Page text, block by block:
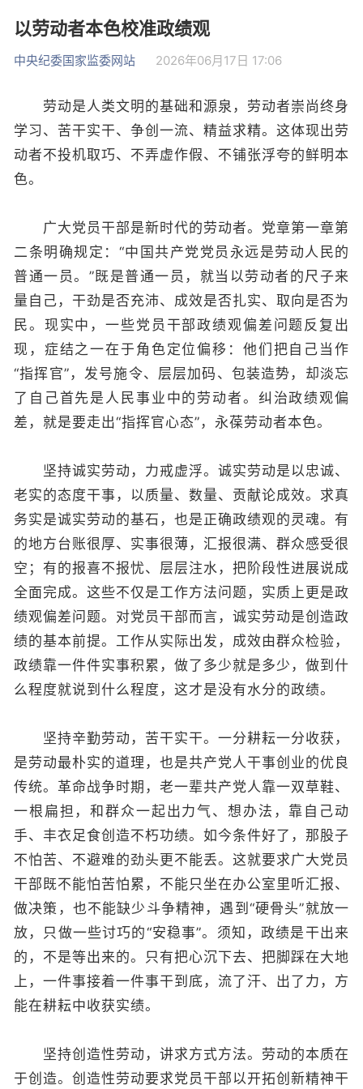
以劳动者本色校准政绩观
中央纪委国家监委网站 2026年06月17日 17:06
劳动是人类文明的基础和源泉，劳动者崇尚终身
学习、苦干实干、争创一流、精益求精。这体现出劳
动者不投机取巧、不弄虚作假、不铺张浮夸的鲜明本
色。
广大党员干部是新时代的劳动者。党章第一章第
二条明确规定：“中国共产党党员永远是劳动人民的
普通一员。”既是普通一员，就当以劳动者的尺子来
量自己，干劲是否充沛、成效是否扎实、取向是否为
民。现实中，一些党员干部政绩观偏差问题反复出
现，症结之一在于角色定位偏移：他们把自己当作
“指挥官”，发号施令、层层加码、包装造势，却淡忘
了自己首先是人民事业中的劳动者。纠治政绩观偏
差，就是要走出“指挥官心态”，永葆劳动者本色。
坚持诚实劳动，力戒虚浮。诚实劳动是以忠诚、
老实的态度干事，以质量、数量、贡献论成效。求真
务实是诚实劳动的基石，也是正确政绩观的灵魂。有
的地方台账很厚、实事很薄，汇报很满、群众感受很
空；有的报喜不报忧、层层注水，把阶段性进展说成
全面完成。这些不仅是工作方法问题，实质上更是政
绩观偏差问题。对党员干部而言，诚实劳动是创造政
绩的基本前提。工作从实际出发，成效由群众检验，
政绩靠一件件实事积累，做了多少就是多少，做到什
么程度就说到什么程度，这才是没有水分的政绩。
坚持辛勤劳动，苦干实干。一分耕耘一分收获，
是劳动最朴实的道理，也是共产党人干事创业的优良
传统。革命战争时期，老一辈共产党人靠一双草鞋、
一根扁担，和群众一起出力气、想办法，靠自己动
手、丰衣足食创造不朽功绩。如今条件好了，那股子
不怕苦、不避难的劲头更不能丢。这就要求广大党员
干部既不能怕苦怕累，不能只坐在办公室里听汇报、
做决策，也不能缺少斗争精神，遇到“硬骨头”就放一
放，只做一些讨巧的“安稳事”。须知，政绩是干出来
的，不是等出来的。只有把心沉下去、把脚踩在大地
上，一件事接着一件事干到底，流了汗、出了力，方
能在耕耘中收获实绩。
坚持创造性劳动，讲求方式方法。劳动的本质在
于创造。创造性劳动要求党员干部以开拓创新精神干